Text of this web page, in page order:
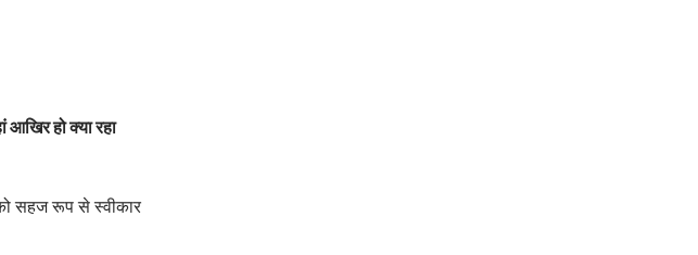
हो क्या रहा
को सहज रूप से स्वीकार